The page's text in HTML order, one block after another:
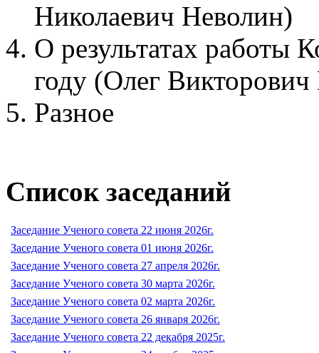
Николаевич Неволин)
О результатах работы
году (Олег
Разное
Список заседаний
Заседание Ученого совета 22 июня 2026г.
Заседание Ученого совета 01 июня 2026г.
Заседание Ученого совета 27 апреля 2026г.
Заседание Ученого совета 30 марта 2026г.
Заседание Ученого совета 02 марта 2026г.
Заседание Ученого совета 26 января 2026г.
Заседание Ученого совета 22 декабря 2025г.